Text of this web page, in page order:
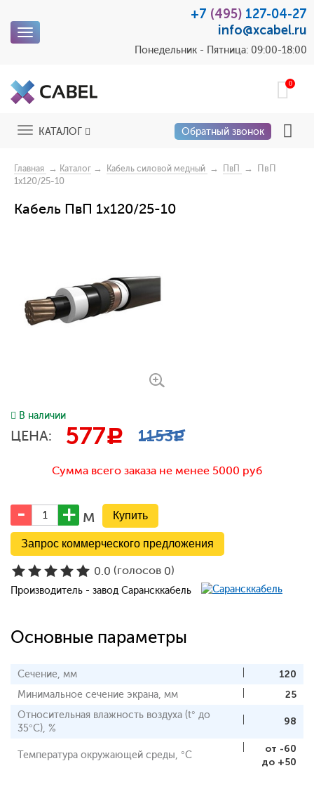
Toggle
+7 (495) 127-04-27
info@xcabel.ru
Понедельник - Пятница: 09:00-18:00
0
ToggleКАТАЛОГ Обратный звонок
Главная → Каталог → Кабель силовой медный → ПвП
→ ПвП
1x120/25-10
Кабель ПвП 1x120/25-10
В наличии
ЦЕНА: 577c 1153c
Сумма всего заказа не менее 5000 руб
м
Запрос коммерческого предложения
0.0 (голосов 0)
Производитель - завод Сарансккабель
Основные параметры
Сечение, мм
120
Минимальное сечение экрана, мм
25
Относительная влажность воздуха (t° до
35°С), %
98
Температура окружающей среды, °С
от -60
до +50